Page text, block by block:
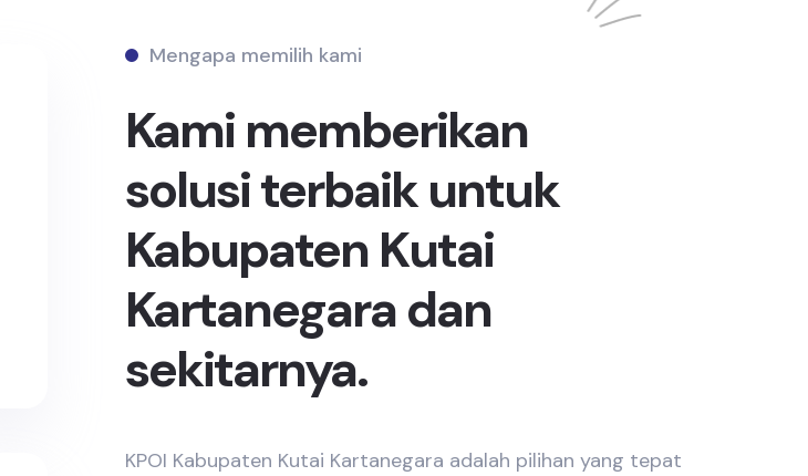
Mengapa memilih kami
Kami memberikan
solusi terbaik untuk
Kabupaten Kutai
Kartanegara dan
sekitarnya.
KPOI Kabupaten Kutai Kartanegara adalah pilihan yang tepat